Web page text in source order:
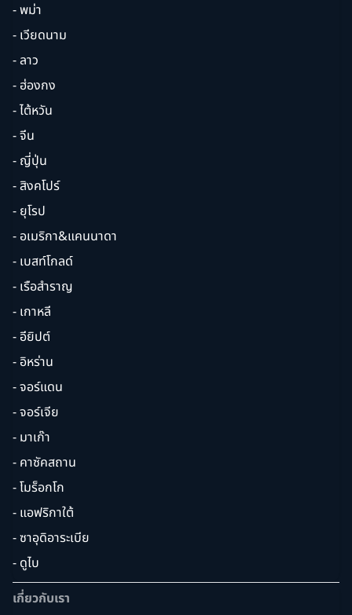
- พม่า
- เวียดนาม
- ลาว
- ฮ่องกง
- ไต้หวัน
- จีน
- ญี่ปุ่น
- สิงคโปร์
- ยุโรป
- อเมริกา&แคนนาดา
- เบสท์โกลด์
- เรือสำราญ
- เกาหลี
- อียิปต์
- อิหร่าน
- จอร์แดน
- จอร์เจีย
- มาเก๊า
- คาซัคสถาน
- โมร็อกโก
- แอฟริกาใต้
- ซาอุดิอาระเบีย
- ดูไบ
เกี่ยวกับเรา